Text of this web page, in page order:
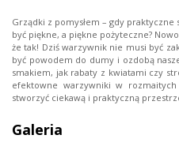
Grządki z pomysłem – gdy
być piękne, a piękne pożyteczne?
że tak! Dziś warzywnik nie musi być
być powodem do dumy i ozdobą
smakiem, jak rabaty z kwiatami czy
efektowne warzywniki w
stworzyć ciekawą i praktyczną
Galeria